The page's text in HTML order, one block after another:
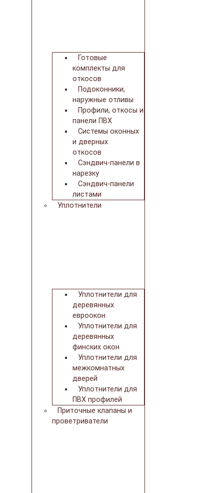
Готовые
комплекты для
откосов
Подоконники,
наружные отливы
Профили, откосы и
панели ПВХ
Системы оконных
и дверных
откосов
Сэндвич-панели в
нарезку
Сэндвич-панели
листами
Уплотнители
Уплотнители для
деревянных
евроокон
Уплотнители для
деревянных
финских окон
Уплотнители для
межкомнатных
дверей
Уплотнители для
ПВХ профилей
Приточные клапаны и
проветриватели